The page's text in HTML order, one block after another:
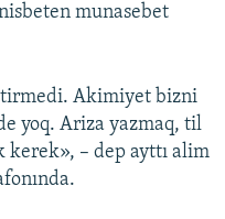
munasebet
Akimiyet bizni
yoq. Ariza yazmaq, til
– dep ayttı alim